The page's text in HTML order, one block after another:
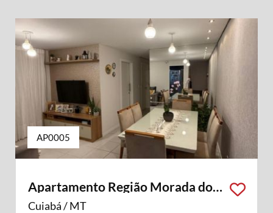
AP0005
Apartamento Região Morada do
Ouro
Cuiabá / MT